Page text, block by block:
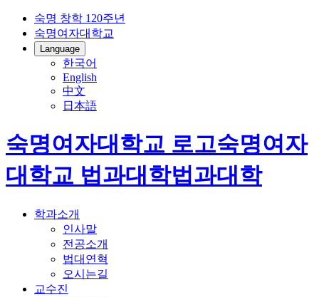
숙명 창학 120주년
숙명여자대학교
Language
한국어
English
中文
日本語
숙명여자대학교 로고숙명여자
대학교 법과대학법과대학
학과소개
인사말
전공소개
법대연혁
오시는길
교수진